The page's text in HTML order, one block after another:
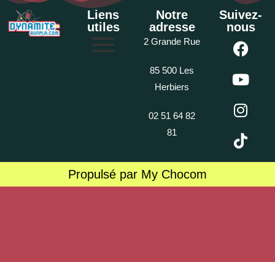
Liens
utiles
Notre
adresse
2 Grande Rue
85 500 Les
Herbiers
02 51 64 82
81
Suivez-
nous
Propulsé par My Chocom